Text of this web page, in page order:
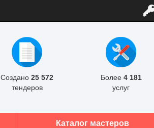
Создано 25 572
тендеров
Более 4 181
услуг
Каталог мастеров